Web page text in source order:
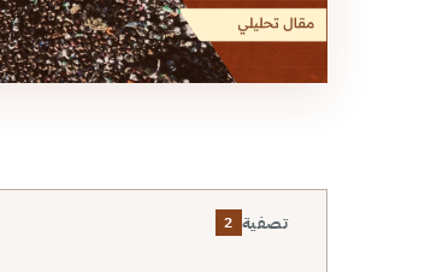
تصفية 2